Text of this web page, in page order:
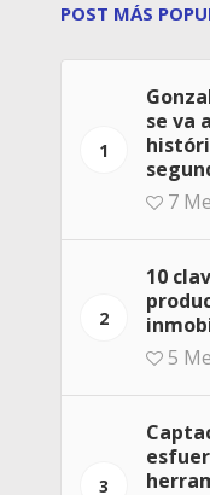
POST MÁS
1
se va
7
2
10
5
3